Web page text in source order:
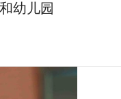
幼儿园